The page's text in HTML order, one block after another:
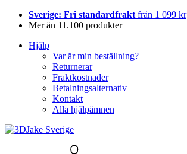
Sverige: Fri standardfrakt från 1 099 kr
Mer än 11.100 produkter
Hjälp
Var är min beställning?
Returnerar
Fraktkostnader
Betalningsalternativ
Kontakt
Alla hjälpämnen